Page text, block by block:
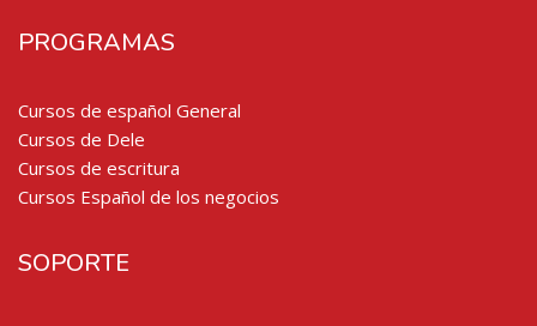
PROGRAMAS
Cursos de español General
Cursos de Dele
Cursos de escritura
Cursos Español de los negocios
SOPORTE